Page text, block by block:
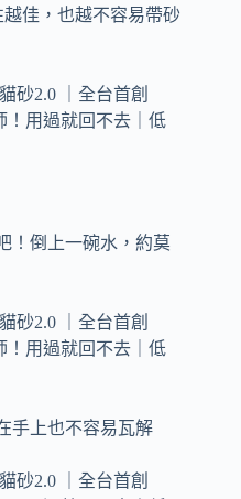
佳，也越不容易帶砂
！倒上一碗水，約莫
手上也不容易瓦解